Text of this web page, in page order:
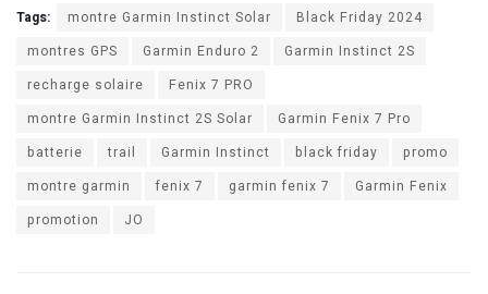
Tags: montre Garmin Instinct Solar
Black Friday 2024
montres GPS
Garmin Enduro 2
Garmin Instinct 2S
recharge solaire
Fenix 7 PRO
montre Garmin Instinct 2S Solar
Garmin Fenix 7 Pro
batterie
trail Garmin Instinct black friday
promo
montre garmin
fenix 7 garmin fenix 7
Garmin Fenix
promotion
JO